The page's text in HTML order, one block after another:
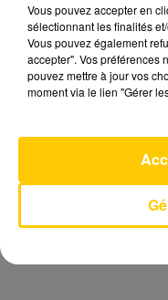
Vous pouvez accepter en
sélectionnant les finalités
Vous pouvez également
accepter". Vos préférences
pouvez mettre à jour vos
moment via le lien "Gérer